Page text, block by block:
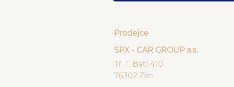
Prodejce
SPX - CAR GROUP a.s.
Tř. T. Bati 410
76302 Zlín